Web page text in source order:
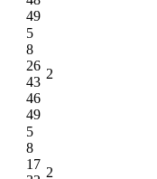
49
5
8
26
43
46
49
2
5
8
17
2